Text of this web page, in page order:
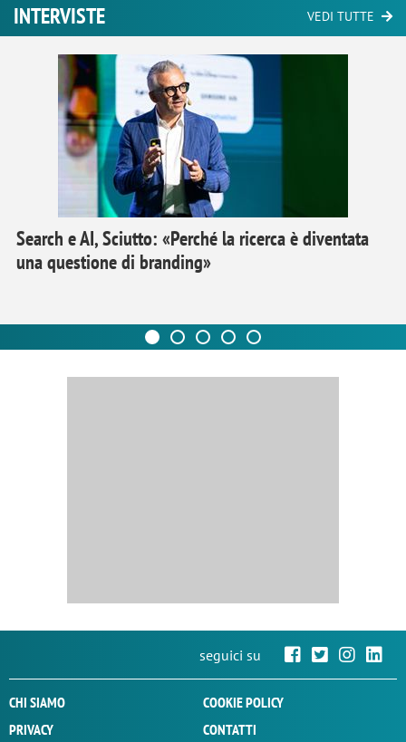
INTERVISTE VEDI TUTTE
Search e AI, Sciutto: «Perché la ricerca è diventata
una questione di branding»
seguici su
CHI SIAMO
COOKIE POLICY
PRIVACY
CONTATTI